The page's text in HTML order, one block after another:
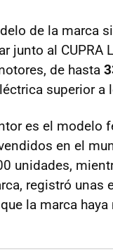
de la marca
junto al CUPRA
de hasta
superior a
es el modelo
en el
unidades,
registró unas
la marca